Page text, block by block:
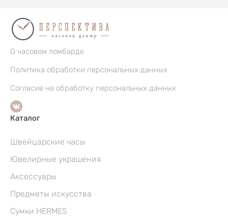
О часовом ломбарде
Политика обработки персональных данных
Согласие на обработку персональных данных
Каталог
Швейцарские часы
Ювелирные украшения
Аксессуары
Предметы искусства
Сумки HERMES